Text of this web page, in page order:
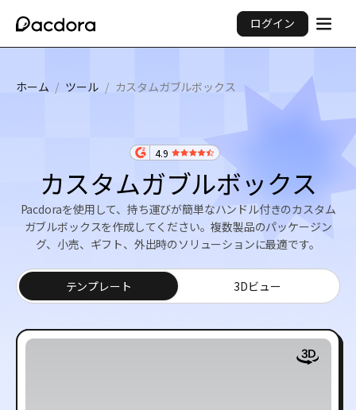
ログイン
ホーム / ツール / カスタムガブルボックス
4.9
カスタムガブルボックス
Pacdoraを使用して、持ち運びが簡単なハンドル付きのカスタム
ガブルボックスを作成してください。複数製品のパッケージン
グ、小売、ギフト、外出時のソリューションに最適です。
テンプレート 3Dビュー